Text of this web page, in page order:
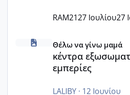
RAM2127 Ιουλίου27
κέντρα εξωσωματικής και γιατροί
Θέλω να γίνω μαμά
κέντρα
εμπερίες
LALIBY· 12 Ιουνίου